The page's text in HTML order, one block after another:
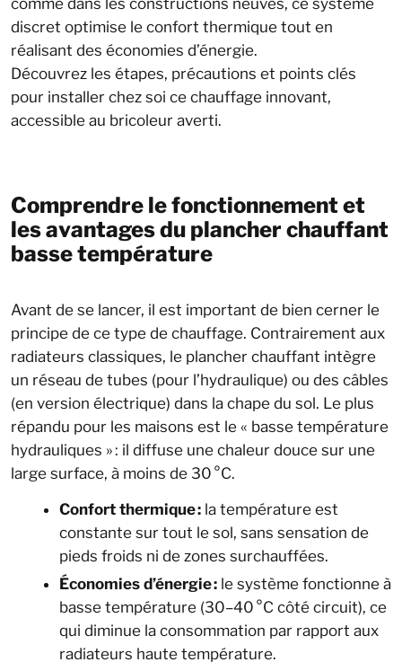
discret optimise le confort thermique tout en
réalisant des économies d’énergie.
Découvrez les étapes, précautions et points clés
pour installer chez soi ce chauffage innovant,
accessible au bricoleur averti.
Comprendre le fonctionnement et
les avantages du plancher chauffant
basse température
Avant de se lancer, il est important de bien cerner le
principe de ce type de chauffage. Contrairement aux
radiateurs classiques, le plancher chauffant intègre
un réseau de tubes (pour l’hydraulique) ou des câbles
(en version électrique) dans la chape du sol. Le plus
répandu pour les maisons est le « basse température
hydrauliques » : il diffuse une chaleur douce sur une
large surface, à moins de 30 °C.
Confort thermique : la température est
constante sur tout le sol, sans sensation de
pieds froids ni de zones surchauffées.
Économies d’énergie : le système fonctionne à
basse température (30–40 °C côté circuit), ce
qui diminue la consommation par rapport aux
radiateurs haute température.